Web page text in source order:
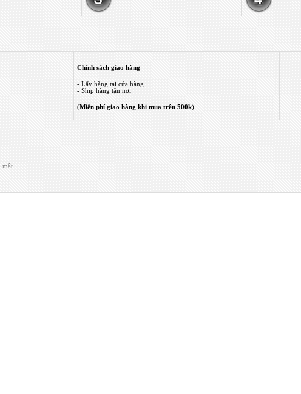
Chính sách giao hàng
- Lấy hàng tại cửa hàng
- Ship hàng tận nơi
(Miễn phí giao hàng khi mua trên 500k)
mật